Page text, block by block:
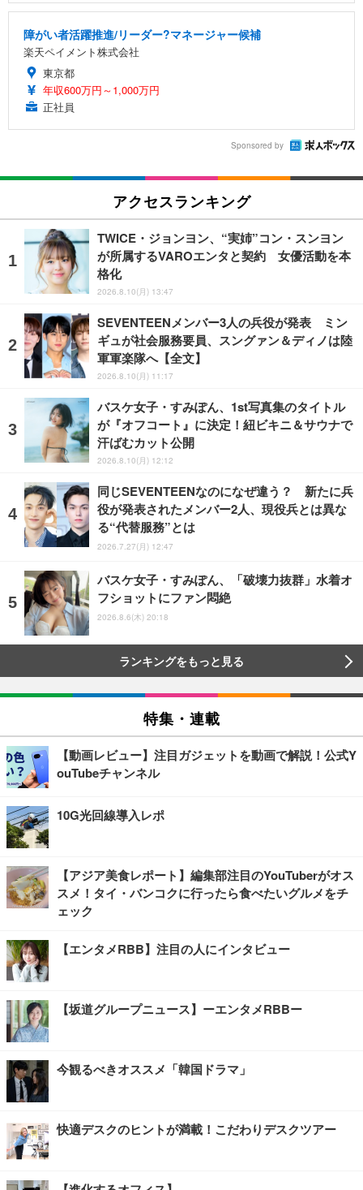
障がい者活躍推進/リーダー?マネージャー候補
楽天ペイメント株式会社
東京都
年収600万円～1,000万円
正社員
Sponsored by
アクセスランキング
TWICE・ジョンヨン、“実姉”コン・スンヨン
が所属するVAROエンタと契約 女優活動を本
格化
2026.8.10(月) 13:47
SEVENTEENメンバー3人の兵役が発表 ミン
ギュが社会服務要員、スングァン＆ディノは陸
軍軍楽隊へ【全文】
2026.8.10(月) 11:17
バスケ女子・すみぽん、1st写真集のタイトル
が『オフコート』に決定！紐ビキニ＆サウナで
汗ばむカット公開
2026.8.10(月) 12:12
同じSEVENTEENなのになぜ違う？ 新たに兵
役が発表されたメンバー2人、現役兵とは異な
る“代替服務”とは
2026.7.27(月) 12:47
バスケ女子・すみぽん、「破壊力抜群」水着オ
フショットにファン悶絶
2026.8.6(木) 20:18
ランキングをもっと見る
特集・連載
【動画レビュー】注目ガジェットを動画で解説！公式Y
ouTubeチャンネル
10G光回線導入レポ
【アジア美食レポート】編集部注目のYouTuberがオス
スメ！タイ・バンコクに行ったら食べたいグルメをチ
ェック
【エンタメRBB】注目の人にインタビュー
【坂道グループニュース】ーエンタメRBBー
今観るべきオススメ「韓国ドラマ」
快適デスクのヒントが満載！こだわりデスクツアー